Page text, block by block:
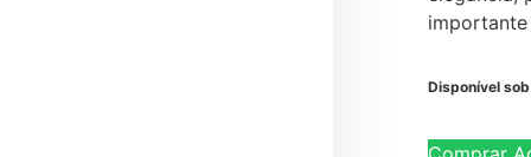
importante
Disponível